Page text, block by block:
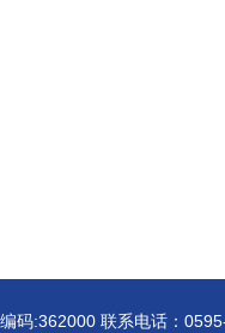
码:362000 联系电话：